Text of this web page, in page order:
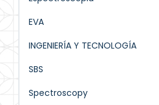
EVA
INGENIERÍA Y TECNOLOGÍA
SBS
Spectroscopy